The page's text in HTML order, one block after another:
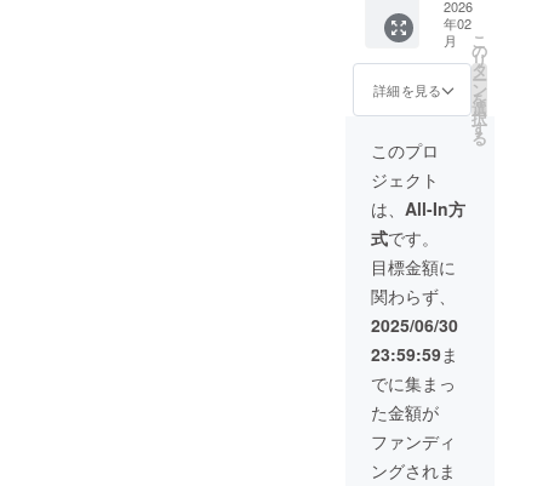
ルを提
供しま
す。 ・
サイズ
展開：
約
120cm
×80cm
×高さ
42cm
・素
材：
MDF・
アクリ
ル・檜
・絵柄
は4種類
よりお
選びく
ださい
※雅龍
garoが
全て手
作業で
制作致
2026
年02
月
詳細を見る
こ
の
リ
タ
ー
ン
を
選
択
す
る
このプロ
ジェクト
は、 All-In方
式です。
目標金額に
関わらず、
2025/06/30
23:59:59ま
でに集まっ
た金額が
ファンディ
ングされま